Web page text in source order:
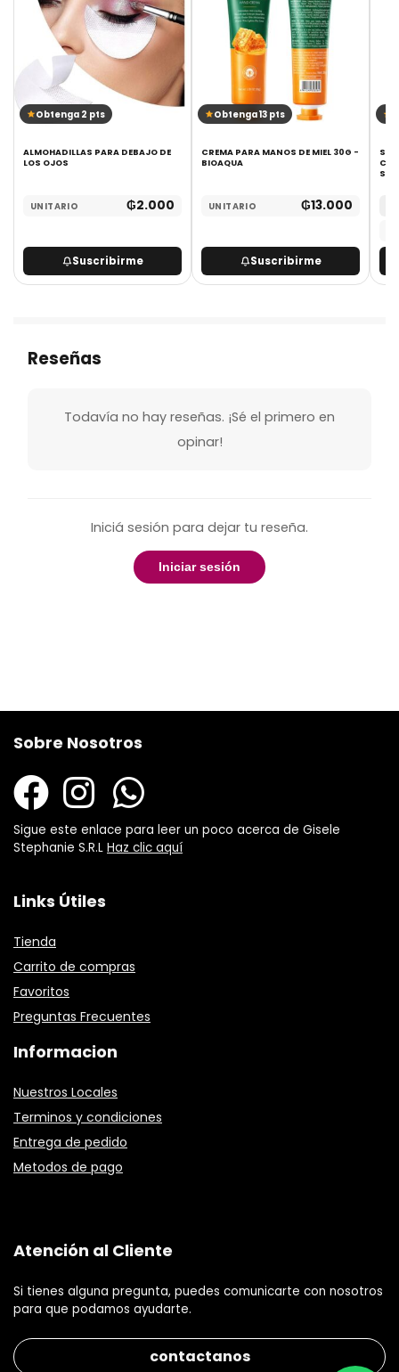
Obtenga 2 pts
ALMOHADILLAS PARA DEBAJO DE
LOS OJOS
UNITARIO ₲2.000
Suscribirme
Obtenga 13 pts
CREMA PARA MANOS DE MIEL 30G -
BIOAQUA
UNITARIO ₲13.000
Suscribirme
Reseñas
Todavía no hay reseñas. ¡Sé el primero en
opinar!
Iniciá sesión para dejar tu reseña.
Iniciar sesión
Sobre Nosotros
Sigue este enlace para leer un poco acerca de Gisele
Stephanie S.R.L Haz clic aquí
Links Útiles
Tienda
Carrito de compras
Favoritos
Preguntas Frecuentes
Informacion
Nuestros Locales
Terminos y condiciones
Entrega de pedido
Metodos de pago
Atención al Cliente
Si tienes alguna pregunta, puedes comunicarte con nosotros
para que podamos ayudarte.
contactanos